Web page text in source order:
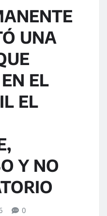
UNA
EL
EL
Y NO
0